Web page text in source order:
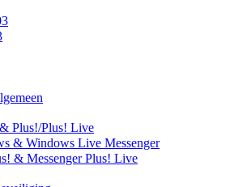
Plus!/Plus! Live
& Windows Live Messenger
& Messenger Plus! Live